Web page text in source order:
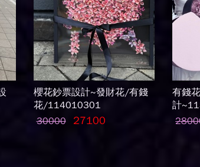
櫻花鈔票設計~發財花/有錢
花/114010301
30000
27100
有錢
計